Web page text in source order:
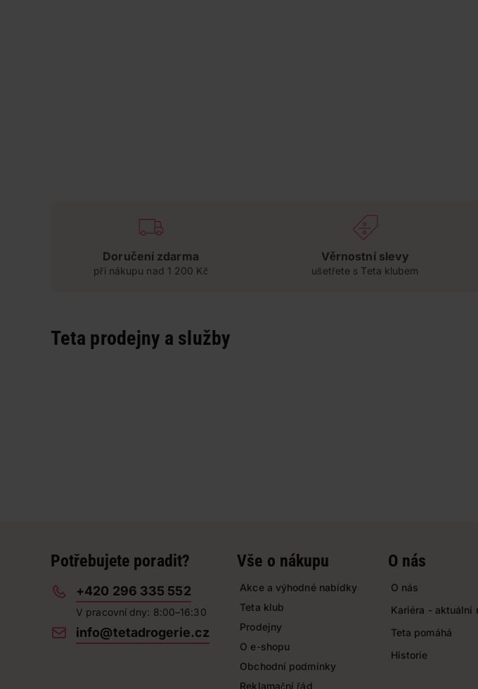
Doručení zdarma
při nákupu nad 1 200 Kč
Věrnostní slevy
ušetřete s Teta klubem
Teta prodejny a služby
Potřebujete poradit?
+420 296 335 552
V pracovní dny: 8:00–16:30
info@tetadrogerie.cz
Vše o nákupu
Akce a výhodné nabídky
Teta klub
Prodejny
O e-shopu
Obchodní podmínky
Reklamační řád
O nás
O nás
Kariéra - aktuální
Teta pomáhá
Historie